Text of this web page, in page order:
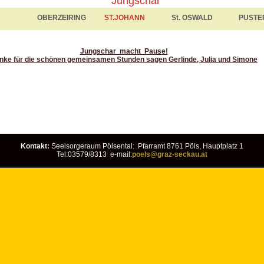
OBERZEIRING ST.JOHANN St. OSWALD
Jungschar macht Pause!
für die schönen gemeinsamen Stunden sagen Gerlinde, Julia und Simone
Kontakt: Seelsorgeraum Pölsental: Pfarramt 8761 Pöls, Hauptplatz 1
Tel:03579/8313 e-mail:poels@graz-seckau.at